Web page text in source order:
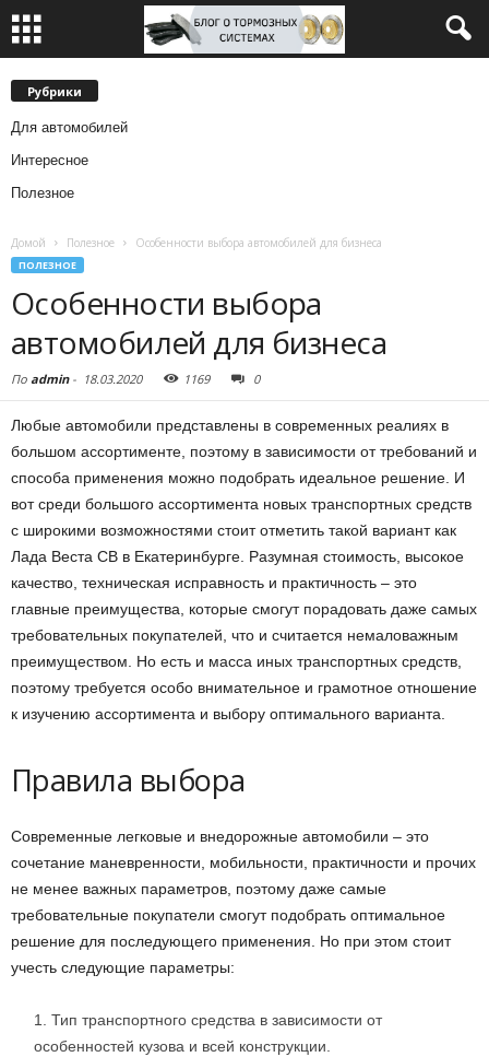
Рубрики
Для автомобилей
Интересное
Полезное
Домой Полезное Особенности выбора автомобилей для бизнеса
ПОЛЕЗНОЕ
Особенности выбора
автомобилей для бизнеса
По admin- 18.03.2020 1169 0
Любые автомобили представлены в современных реалиях в
большом ассортименте, поэтому в зависимости от требований и
способа применения можно подобрать идеальное решение. И
вот среди большого ассортимента новых транспортных средств
с широкими возможностями стоит отметить такой вариант как
Лада Веста СВ в Екатеринбурге. Разумная стоимость, высокое
качество, техническая исправность и практичность – это
главные преимущества, которые смогут порадовать даже самых
требовательных покупателей, что и считается немаловажным
преимуществом. Но есть и масса иных транспортных средств,
поэтому требуется особо внимательное и грамотное отношение
к изучению ассортимента и выбору оптимального варианта.
Правила выбора
Современные легковые и внедорожные автомобили – это
сочетание маневренности, мобильности, практичности и прочих
не менее важных параметров, поэтому даже самые
требовательные покупатели смогут подобрать оптимальное
решение для последующего применения. Но при этом стоит
учесть следующие параметры:
Тип транспортного средства в зависимости от
особенностей кузова и всей конструкции.